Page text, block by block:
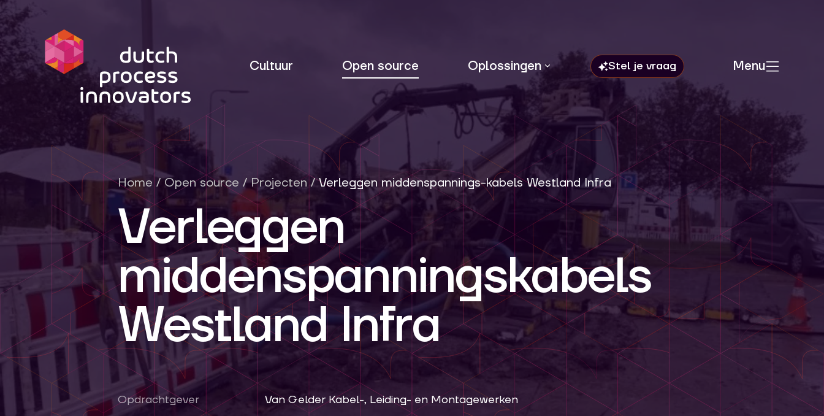
Cultuur
Open source Oplossingen Menu
Home /Open source /Projecten /Verleggen middenspannings-kabels Westland Infra
Verleggen
middenspanningskabels
Westland Infra
Opdrachtgever
Van Gelder Kabel-, Leiding- en Montagewerken